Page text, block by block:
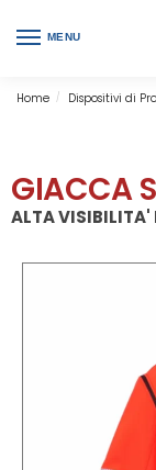
MENU
Home / Dispositivi di
GIACCA
ALTA VISIBILITA'